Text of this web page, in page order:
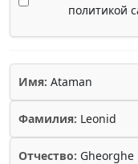
политикой
Имя: Ataman
Фамилия: Leonid
Отчество: Gheorghe